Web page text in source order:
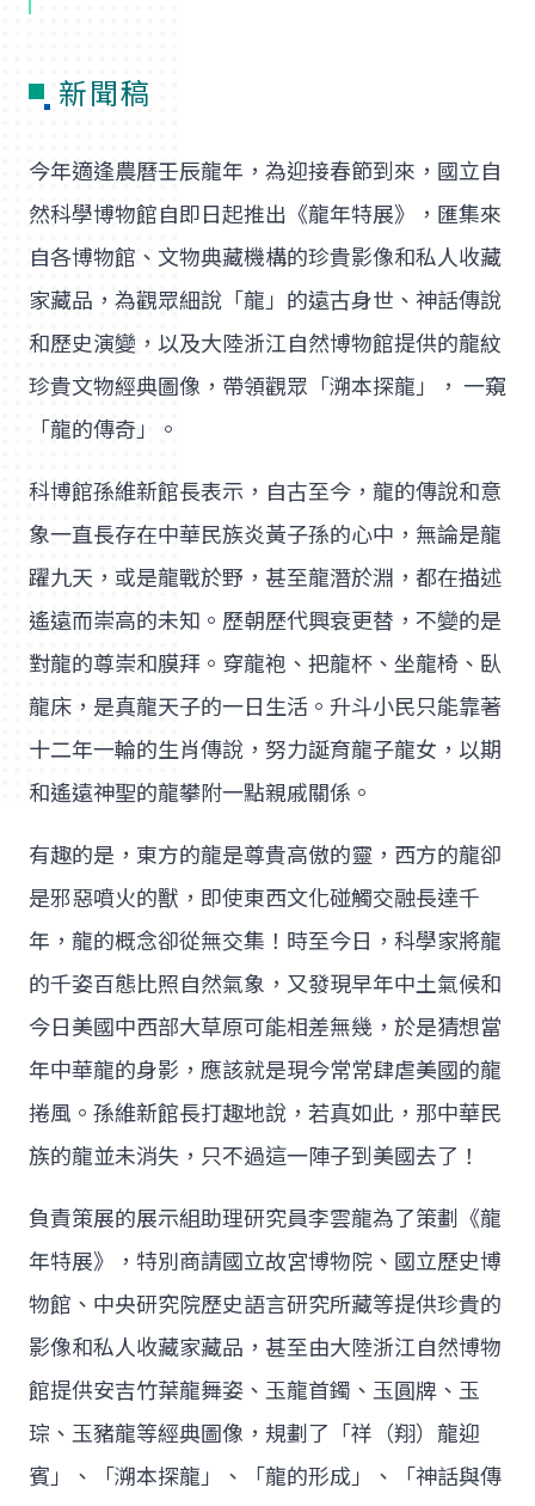
新聞稿
今年適逢農曆壬辰龍年，為迎接春節到來，國立自
然科學博物館自即日起推出《龍年特展》，匯集來
自各博物館、文物典藏機構的珍貴影像和私人收藏
家藏品，為觀眾細說「龍」的遠古身世、神話傳說
和歷史演變，以及大陸浙江自然博物館提供的龍紋
珍貴文物經典圖像，帶領觀眾「溯本探龍」， 一窺
「龍的傳奇」。
科博館孫維新館長表示，自古至今，龍的傳說和意
象一直長存在中華民族炎黃子孫的心中，無論是龍
躍九天，或是龍戰於野，甚至龍潛於淵，都在描述
遙遠而崇高的未知。歷朝歷代興衰更替，不變的是
對龍的尊崇和膜拜。穿龍袍、把龍杯、坐龍椅、臥
龍床，是真龍天子的一日生活。升斗小民只能靠著
十二年一輪的生肖傳說，努力誕育龍子龍女，以期
和遙遠神聖的龍攀附一點親戚關係。
有趣的是，東方的龍是尊貴高傲的靈，西方的龍卻
是邪惡噴火的獸，即使東西文化碰觸交融長達千
年，龍的概念卻從無交集！時至今日，科學家將龍
的千姿百態比照自然氣象，又發現早年中土氣候和
今日美國中西部大草原可能相差無幾，於是猜想當
年中華龍的身影，應該就是現今常常肆虐美國的龍
捲風。孫維新館長打趣地說，若真如此，那中華民
族的龍並未消失，只不過這一陣子到美國去了！
負責策展的展示組助理研究員李雲龍為了策劃《龍
年特展》，特別商請國立故宮博物院、國立歷史博
物館、中央研究院歷史語言研究所藏等提供珍貴的
影像和私人收藏家藏品，甚至由大陸浙江自然博物
館提供安吉竹葉龍舞姿、玉龍首鐲、玉圓牌、玉
琮、玉豬龍等經典圖像，規劃了「祥（翔）龍迎
賓」、「溯本探龍」、「龍的形成」、「神話與傳